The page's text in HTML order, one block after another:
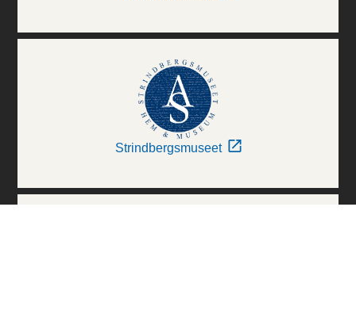
Strindbergsmuseet